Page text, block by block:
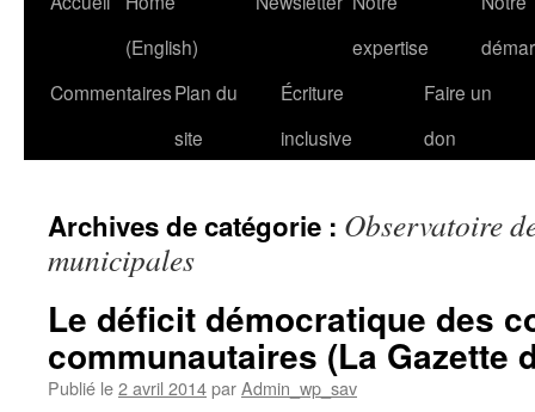
contenu
(English)
expertise
CommentairesPlan du
site
Écriture
inclusive
Faire un
don
Archives de catégorie : Observatoire
municipales
Le déficit démocratique des
communautaires (La Gazette
Publié le2 avril 2014parAdmin_wp_sav